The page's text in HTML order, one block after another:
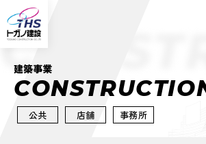
建築事業
CONSTRUCTIO
公共 店舗 事務所